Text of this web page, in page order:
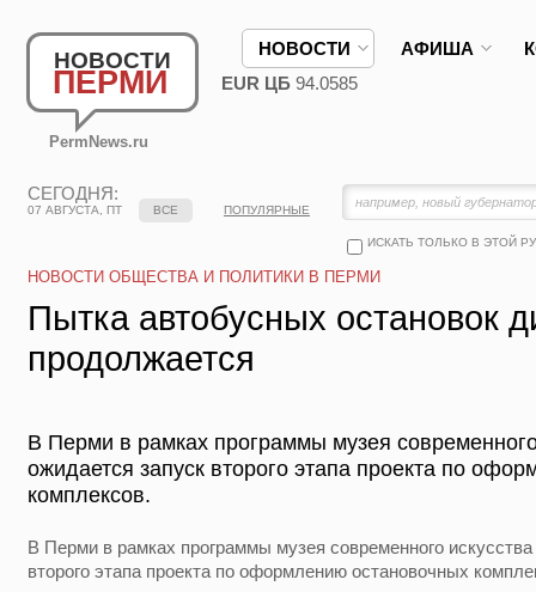
НОВОСТИ
ПЕРМИ
PermNews.ru
НОВОСТИ АФИША
EUR ЦБ 94.0585
СЕГОДНЯ:
07 АВГУСТА, ПТ
ИСКАТЬ ТОЛЬКО В ЭТОЙ
ВСЕ ПОПУЛЯРНЫЕ
НОВОСТИ ОБЩЕСТВА И ПОЛИТИКИ В ПЕРМИ
Пытка автобусных остановок
продолжается
В Перми в рамках программы музея
ожидается запуск второго этапа проекта по
комплексов.
В Перми в рамках программы музея современного
второго этапа проекта по оформлению остановочных